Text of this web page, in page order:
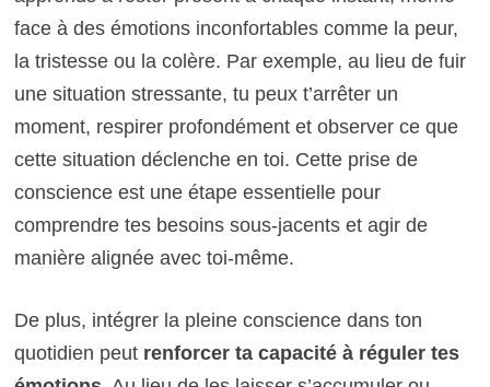
face à des émotions inconfortables comme la peur,
la tristesse ou la colère. Par exemple, au lieu de fuir
une situation stressante, tu peux t’arrêter un
moment, respirer profondément et observer ce que
cette situation déclenche en toi. Cette prise de
conscience est une étape essentielle pour
comprendre tes besoins sous-jacents et agir de
manière alignée avec toi-même.
De plus, intégrer la pleine conscience dans ton
quotidien peut renforcer ta capacité à réguler tes